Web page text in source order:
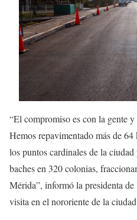
“El compromiso es con la gente
Hemos repavimentado más de
los puntos cardinales de la
baches en 320 colonias,
Mérida”, informó la presidenta
visita en el nororiente de la